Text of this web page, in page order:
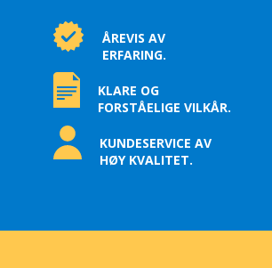
ÅREVIS AV
ERFARING.
KLARE OG
FORSTÅELIGE VILKÅR.
KUNDESERVICE AV
HØY KVALITET.